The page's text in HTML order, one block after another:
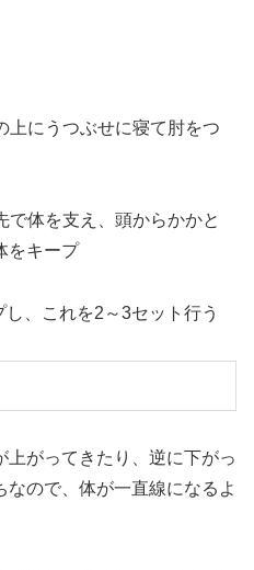
上にうつぶせに寝て肘をつ
で体を支え、頭からかかと
をキープ
、これを2～3セット行う
上がってきたり、逆に下がっ
ので、体が一直線になるよ